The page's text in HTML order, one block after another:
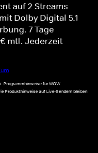
auf 2 Streams
Dolby Digital 5.1
7 Tage
mtl. Jederzeit
Programmhinweise für WOW
Produkthinweise auf Live-Sendern bleiben